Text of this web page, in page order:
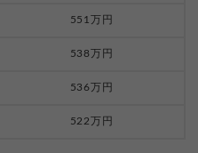
551万円
538万円
536万円
522万円